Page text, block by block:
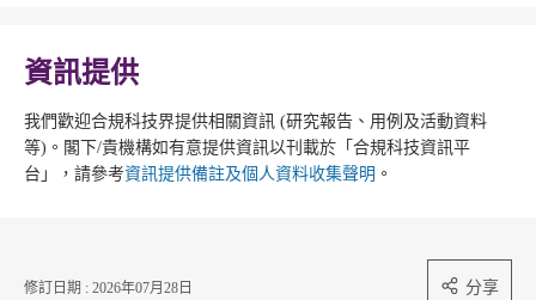
資訊提供
我們歡迎合規科技界提供相關資訊 (研究報告、用例及活動資料
等)。閣下/貴機構如有意提供資訊以刊載於「合規科技資訊平
台」，請參考資訊提供備註及個人資料收集聲明 。
修訂日期 : 2026年07月28日 分享